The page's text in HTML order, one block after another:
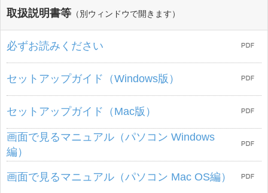
取扱説明書等 （別ウィンドウで開きます）
必ずお読みください
セットアップガイド（Windows版）
セットアップガイド（Mac版）
画面で見るマニュアル（パソコン Windows
編）
画面で見るマニュアル（パソコン Mac OS編）